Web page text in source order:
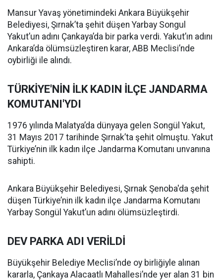
Mansur Yavaş yönetimindeki Ankara Büyükşehir
Belediyesi, Şırnak’ta şehit düşen Yarbay Songul
Yakut’un adını Çankaya’da bir parka verdi. Yakut’ın adını
Ankara’da ölümsüzleştiren karar, ABB Meclisi’nde
oybirliği ile alındı.
TÜRKİYE'NİN İLK KADIN İLÇE JANDARMA
KOMUTANI'YDI
1976 yılında Malatya’da dünyaya gelen Songül Yakut,
31 Mayıs 2017 tarihinde Şırnak’ta şehit olmuştu. Yakut
Türkiye’nin ilk kadın ilçe Jandarma Komutanı unvanına
sahipti.
Ankara Büyükşehir Belediyesi, Şırnak Şenoba'da şehit
düşen Türkiye’nin ilk kadın ilçe Jandarma Komutanı
Yarbay Songül Yakut’un adını ölümsüzleştirdi.
DEV PARKA ADI VERİLDİ
Büyükşehir Belediye Meclisi’nde oy birliğiyle alınan
kararla, Çankaya Alacaatlı Mahallesi’nde yer alan 31 bin